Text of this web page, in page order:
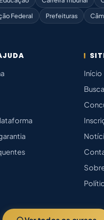
Federal Prefeituras
Início